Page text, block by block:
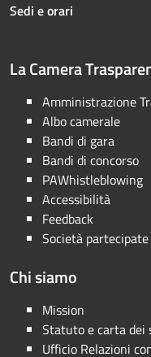
Sedi e orari
La Camera
Amministrazione
Albo camerale
Bandi di gara
Bandi di concorso
PAWhistleblowing
Accessibilità
Feedback
Società partecipate
Chi siamo
Mission
Statuto e carta dei
Ufficio Relazioni